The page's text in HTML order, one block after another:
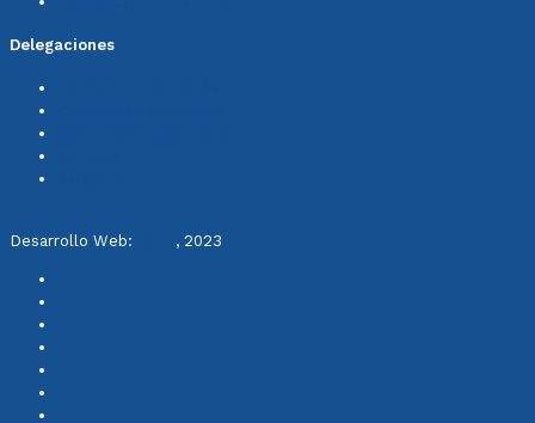
Delegaciones
Desarrollo Web: , 2023